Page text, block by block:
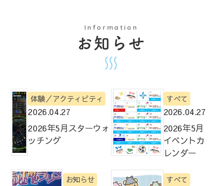
Information
お知らせ
体験／アクティビティ
2026.04.27
2026年5月スターウォ
ッチング
すべて
2026.04.27
2026年5月
イベントカ
レンダー
お知らせ すべて